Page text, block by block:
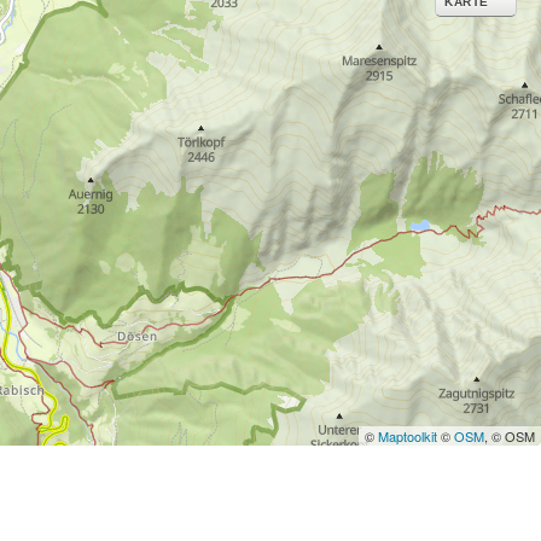
©Maptoolkit©OSM, © OSM